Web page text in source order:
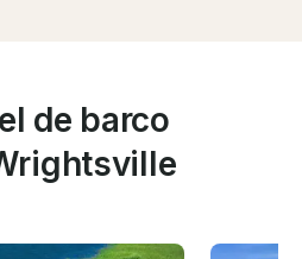
de barco